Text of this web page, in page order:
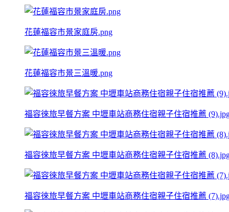
花蓮福容市景家庭房.png
花蓮福容市景三溫暖.png
福容徠旅早餐方案 中壢車站商務住宿親子住宿推薦
福容徠旅早餐方案 中壢車站商務住宿親子住宿推薦
福容徠旅早餐方案 中壢車站商務住宿親子住宿推薦